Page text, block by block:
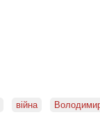
війна